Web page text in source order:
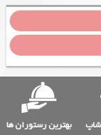
شاپ بهترین رستوران ها